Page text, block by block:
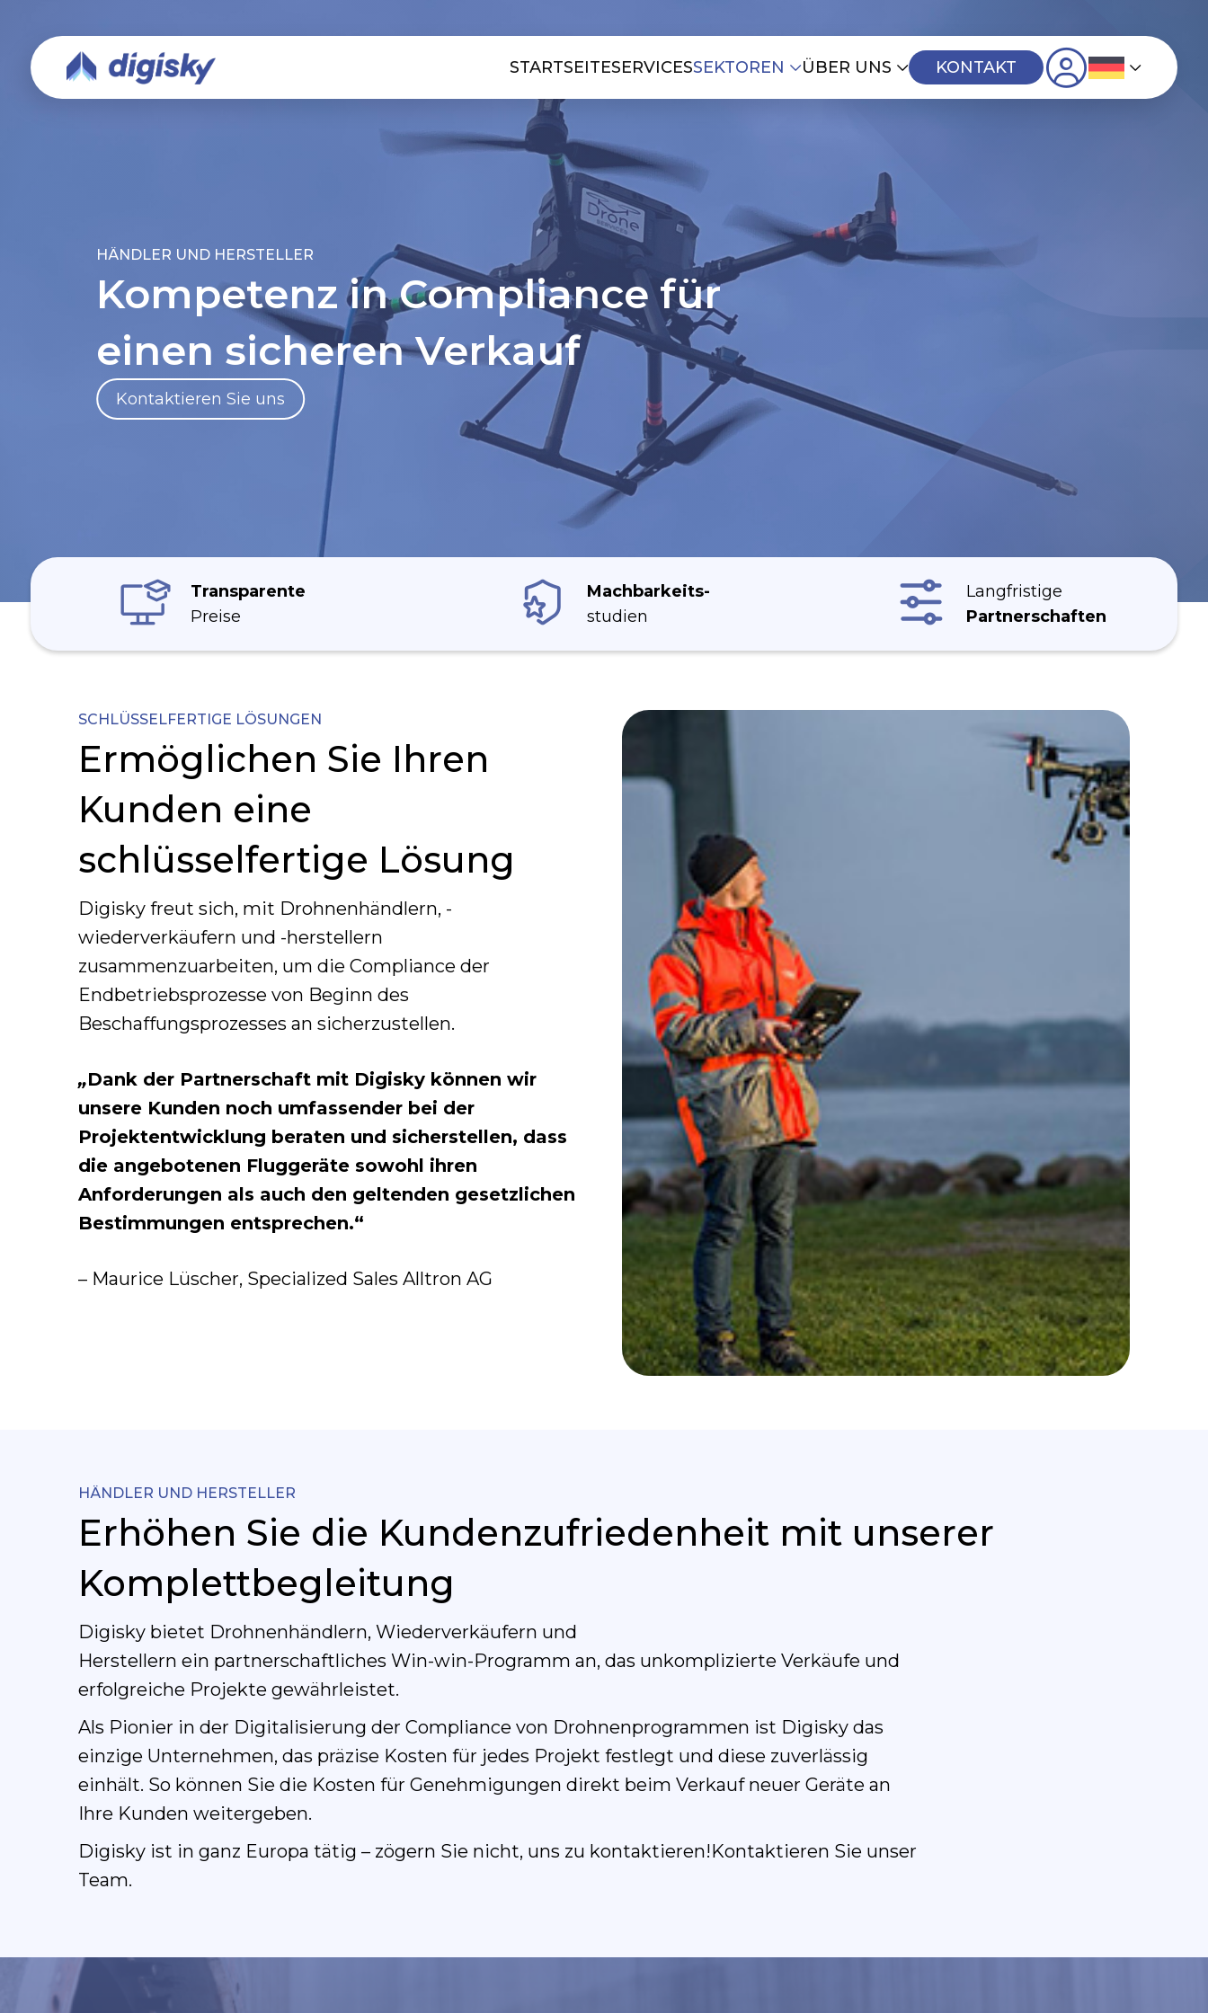
STARTSEITESERVICESSEKTOREN ÜBER UNS KONTAKT
HÄNDLER UND HERSTELLER
Kompetenz in Compliance für
einen sicheren Verkauf
Kontaktieren Sie uns
Transparente
Preise
Machbarkeits-
studien
Langfristige
Partnerschaften
SCHLÜSSELFERTIGE LÖSUNGEN
Ermöglichen Sie Ihren
Kunden eine
schlüsselfertige Lösung
Digisky freut sich, mit Drohnenhändlern, -
wiederverkäufern und -herstellern
zusammenzuarbeiten, um die Compliance der
Endbetriebsprozesse von Beginn des
Beschaffungsprozesses an sicherzustellen.
„Dank der Partnerschaft mit Digisky können wir
unsere Kunden noch umfassender bei der
Projektentwicklung beraten und sicherstellen, dass
die angebotenen Fluggeräte sowohl ihren
Anforderungen als auch den geltenden gesetzlichen
Bestimmungen entsprechen.“
– Maurice Lüscher, Specialized Sales Alltron AG
HÄNDLER UND HERSTELLER
Erhöhen Sie die Kundenzufriedenheit mit unserer
Komplettbegleitung
Digisky bietet Drohnenhändlern, Wiederverkäufern und
Herstellern ein partnerschaftliches Win-win-Programm an, das unkomplizierte Verkäufe und
erfolgreiche Projekte gewährleistet.
Als Pionier in der Digitalisierung der Compliance von Drohnenprogrammen ist Digisky das
einzige Unternehmen, das präzise Kosten für jedes Projekt festlegt und diese zuverlässig
einhält. So können Sie die Kosten für Genehmigungen direkt beim Verkauf neuer Geräte an
Ihre Kunden weitergeben.
Digisky ist in ganz Europa tätig – zögern Sie nicht, uns zu kontaktieren!Kontaktieren Sie unser
Team.